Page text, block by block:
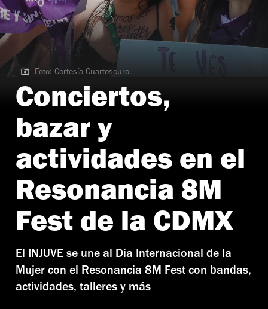
Foto: Cortesía Cuartoscuro
Foto: Cortesía Cuartoscuro
Conciertos,
bazar y
actividades en el
Resonancia 8M
Fest de la CDMX
El INJUVE se une al Día Internacional de la
Mujer con el Resonancia 8M Fest con bandas,
actividades, talleres y más